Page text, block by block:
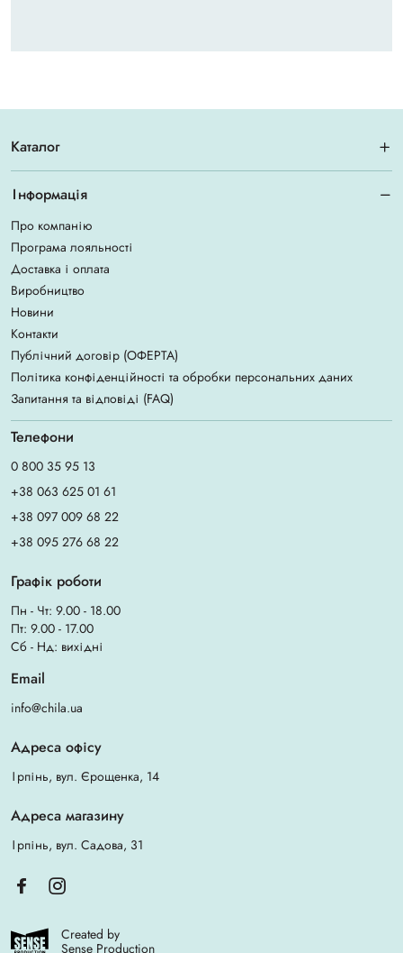
Каталог
Інформація
Про компанію
Програма лояльності
Доставка і оплата
Виробництво
Новини
Контакти
Публічний договір (ОФЕРТА)
Політика конфіденційності та обробки персональних даних
Запитання та відповіді (FAQ)
Телефони
0 800 35 95 13
+38 063 625 01 61
+38 097 009 68 22
+38 095 276 68 22
Графік роботи
Пн - Чт: 9.00 - 18.00
Пт: 9.00 - 17.00
Сб - Нд: вихідні
Email
info@chila.ua
Адреса офісу
Ірпінь, вул. Єрощенка, 14
Адреса магазину
Ірпінь, вул. Садова, 31
Created by
Sense Production